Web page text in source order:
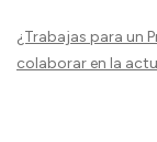
¿Trabajas para un
colaborar en la